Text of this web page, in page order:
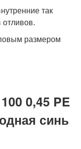
так
отливов.
размером
0,45 PE
синь